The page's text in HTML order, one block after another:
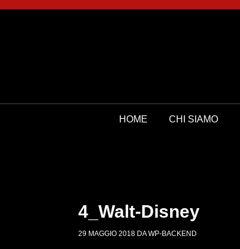
HOME CHI SIAMO
4_Walt-Disney
29 MAGGIO 2018 DAWP-BACKEND